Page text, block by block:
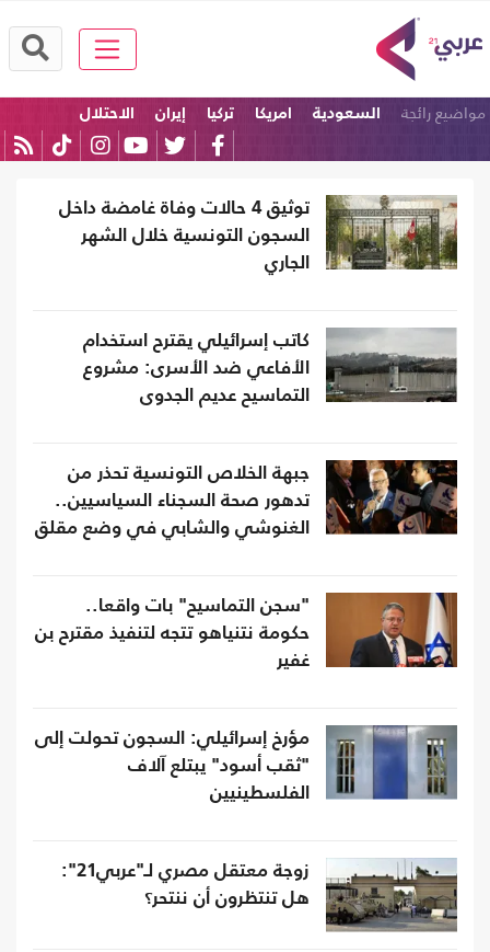
مواضيع رائجة السعودية امريكا تركيا إيران
الاحتلال
توثيق 4 حالات وفاة غامضة داخل
السجون التونسية خلال الشهر
الجاري
كاتب إسرائيلي يقترح استخدام
الأفاعي ضد الأسرى: مشروع
التماسيح عديم الجدوى
جبهة الخلاص التونسية تحذر من
تدهور صحة السجناء السياسيين..
الغنوشي والشابي في وضع مقلق
"سجن التماسيح" بات واقعا..
حكومة نتنياهو تتجه لتنفيذ مقترح بن
غفير
مؤرخ إسرائيلي: السجون تحولت إلى
"ثقب أسود" يبتلع آلاف
الفلسطينيين
زوجة معتقل مصري لـ"عربي21":
هل تنتظرون أن ننتحر؟